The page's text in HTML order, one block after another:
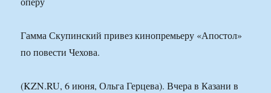
Гамма Скупинский привез кинопремьеру «Апостол»
по повести Чехова.
(KZN.RU, 6 июня, Ольга Герцева). Вчера в Казани в